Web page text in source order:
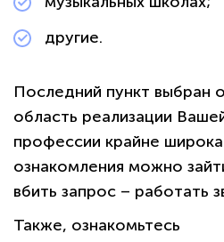
другие.
Последний пункт выбран
область реализации
профессии крайне
ознакомления можно
вбить запрос – работать
Также, ознакомьтесь